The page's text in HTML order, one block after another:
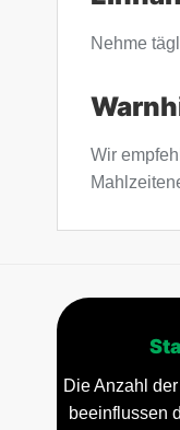
Nehme
Wir
Die Anzahl
beeinflussen